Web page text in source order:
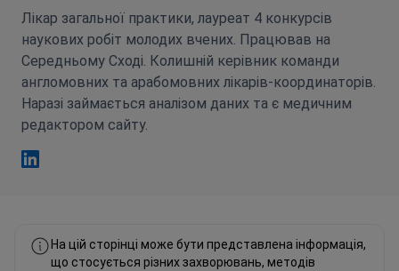
Лікар загальної практики, лауреат 4 конкурсів
наукових робіт молодих вчених. Працював на
Середньому Сході. Колишній керівник команди
англомовних та арабомовних лікарів-координаторів.
Наразі займається аналізом даних та є медичним
редактором сайту.
На цій сторінці може бути представлена інформація,
що стосується різних захворювань, методів